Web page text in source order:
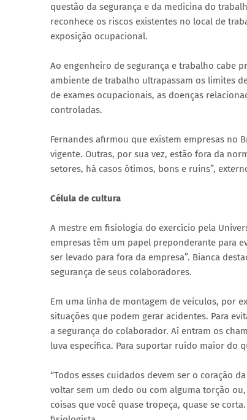
questão da segurança e da medicina do
reconhece os riscos existentes no local de
exposição ocupacional.
Ao engenheiro de segurança e trabalho cabe
ambiente de trabalho ultrapassam os limites
de exames ocupacionais, as doenças
controladas.
Fernandes afirmou que existem empresas no
vigente. Outras, por sua vez, estão fora da
setores, há casos ótimos, bons e ruins”,
Célula de cultura
A mestre em fisiologia do exercício pela
empresas têm um papel preponderante para
ser levado para fora da empresa”. Bianca
segurança de seus colaboradores.
Em uma linha de montagem de veículos, por
situações que podem gerar acidentes. Para
a segurança do colaborador. Aí entram os
luva específica. Para suportar ruído maior do
“Todos esses cuidados devem ser o coração
voltar sem um dedo ou com alguma torção
coisas que você quase tropeça, quase se